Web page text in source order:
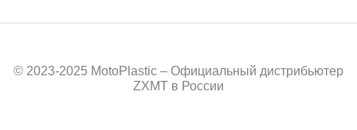
© 2023-2025 MotoPlastic – Официальный дистрибьютер
ZXMT в России